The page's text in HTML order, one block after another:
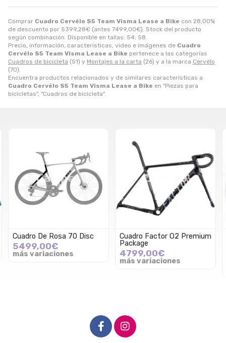
Comprar Cuadro Cervélo S5 Team Visma Lease a Bike con 28,00%
de descuento por 5399,28€ (antes 7499,00€). Stock del producto
según combinación. Disponible en tallas: 54; 58.
Precio, información, características, video e imágenes de Cuadro
Cervélo S5 Team Visma Lease a Bike pertenece a las categorías
Cuadros de bicicleta (51) y Montajes a la carta (26) y a la marca Cervélo
(70).
Encuentra productos relacionados y de similares características a
Cuadro Cervélo S5 Team Visma Lease a Bike en "Piezas para
bicicletas", "Cuadros de bicicleta".
Cuadro Factor O2 Premium
Package
4799,00€
Cuadro Factor Ostro VAM
Premium Package
6599,00€
6269,05€